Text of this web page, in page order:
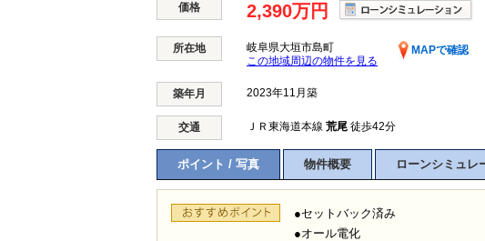
価格 2,390万円
所在地 岐阜県大垣市島町
MAPで確認
この地域周辺の物件を見る
築年月 2023年11月築
交通 ＪＲ東海道本線 荒尾 徒歩42分
ポイント / 写真 物件概要 ローンシミュレ
●セットバック済み
●オール電化